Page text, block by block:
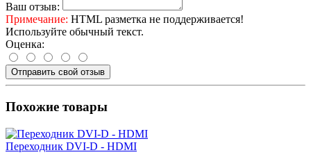
Ваш отзыв:
Примечание: HTML разметка не поддерживается!
Используйте обычный текст.
Оценка:
Отправить свой отзыв
Похожие товары
Переходник DVI-D - HDMI